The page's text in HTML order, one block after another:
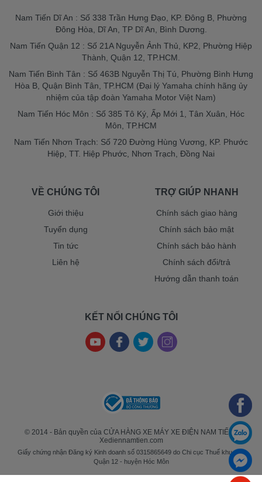
Nam Tiến Dĩ An : Số 338 Trần Hưng Đạo, KP. Đông B, Phường
Đông Hòa, Dĩ An, TP Dĩ An, Bình Dương.
Nam Tiến Quận 12 : Số 21A Nguyễn Ảnh Thủ, KP2, Phường Hiệp
Thành, Quận 12, TP.HCM.
Nam Tiến Bình Tân : Số 463B Nguyễn Thị Tú, Phường Bình Hưng
Hòa B, Quận Bình Tân, TP.HCM (Đại lý Yamaha chính hãng ủy
nhiệm của tập đoàn Yamaha Motor Việt Nam)
Nam Tiến Hóc Môn : Số 385 Tô Ký, Ấp Mới 1, Tân Xuân, Hóc
Môn, TP.HCM
Nam Tiến Nhơn Trạch: Số 720 Đường Hùng Vương, KP. Phước
Hiệp, TT. Hiệp Phước, Nhơn Trạch, Đồng Nai
VỀ CHÚNG TÔI
Giới thiệu
Tuyển dụng
Tin tức
Liên hệ
TRỢ GIÚP NHANH
Chính sách giao hàng
Chính sách bảo mật
Chính sách bảo hành
Chính sách đổi/trả
Hướng dẫn thanh toán
KẾT NỐI CHÚNG TÔI
© 2014 - Bản quyền của CỬA HÀNG XE MÁY XE ĐIỆN NAM TIẾN -
Xediennamtien.com
Giấy chứng nhận Đăng ký Kinh doanh số 0315865649 do Chi cục Thuế khu vực
Quận 12 - huyện Hóc Môn